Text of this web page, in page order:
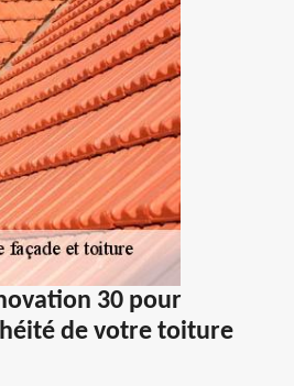
30 pour
de votre toiture